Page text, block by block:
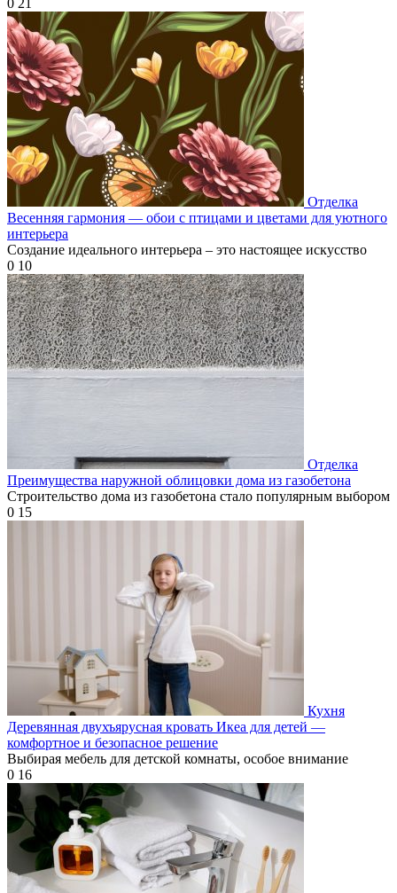
0 21
Отделка
Весенняя гармония — обои с птицами и цветами для уютного
интерьера
Создание идеального интерьера – это настоящее искусство
0 10
Отделка
Преимущества наружной облицовки дома из газобетона
Строительство дома из газобетона стало популярным выбором
0 15
Кухня
Деревянная двухъярусная кровать Икеа для детей —
комфортное и безопасное решение
Выбирая мебель для детской комнаты, особое внимание
0 16